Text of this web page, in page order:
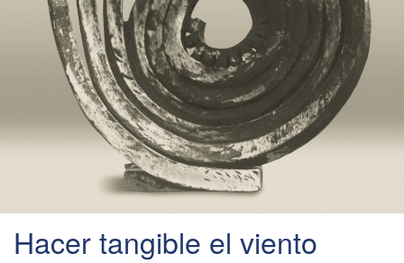
Hacer tangible el viento